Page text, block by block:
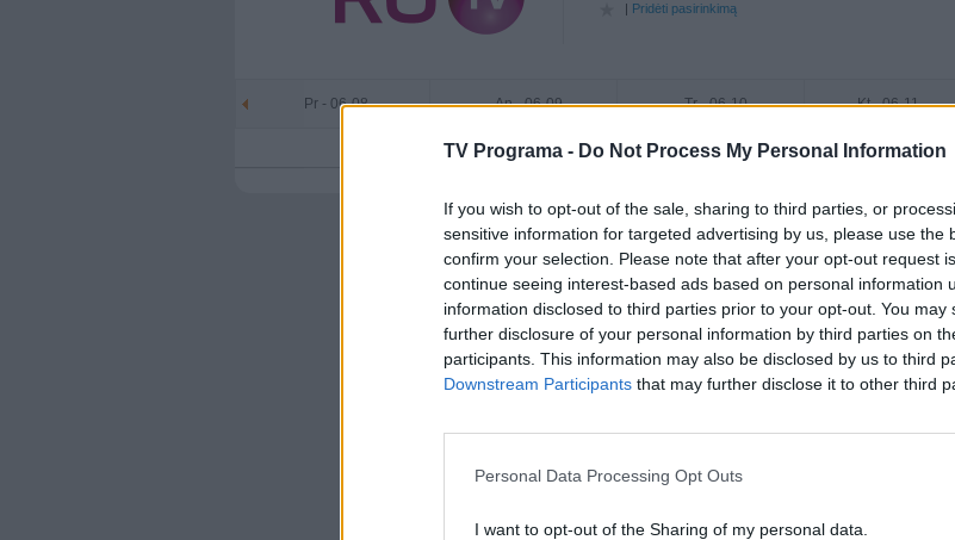
TV Programa - Do Not Process My Personal Information
If you wish to opt-out of the sale, sharing to third parties, or
sensitive information for targeted advertising by us, please use the
confirm your selection. Please note that after your opt-out request
continue seeing interest-based ads based on personal information
information disclosed to third parties prior to your opt-out. You
further disclosure of your personal information by third parties on
participants. This information may also be disclosed by us to third
Downstream Participants that may further disclose it to other third
Personal Data Processing Opt Outs
I want to opt-out of the Sharing of my personal data.
| Pridėti pasirinkimą
Pr - 06-08 An - 06-09 Tr - 06-10 Kt - 06-11